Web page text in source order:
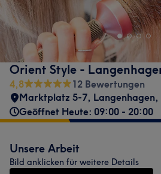
Orient Style -
4,8
12 Bewertungen
Marktplatz 5-7, Langenhagen,
Geöffnet Heute: 09:00 - 20:00
Unsere Arbeit
Bild anklicken für weitere Details